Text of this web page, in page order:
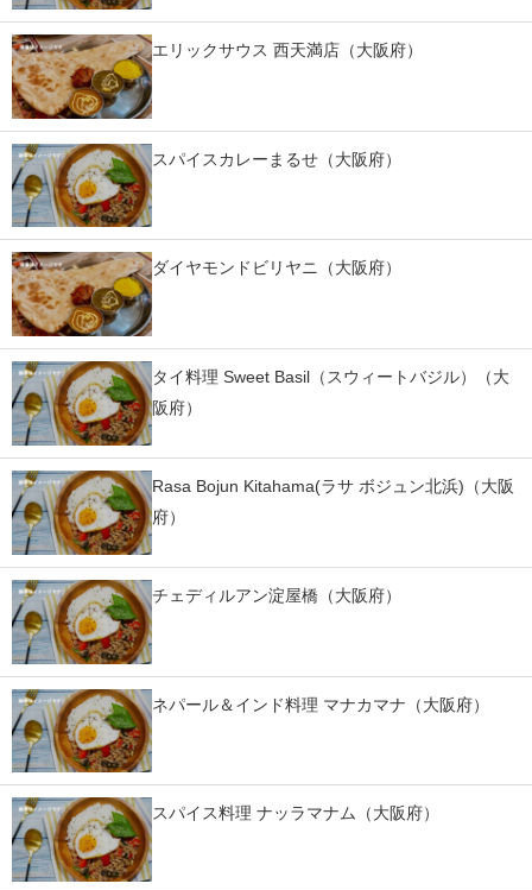
ちょっと気になるネットの話題
エリックサウス 西天満店（大阪府）
スパイスカレーまるせ（大阪府）
ダイヤモンドビリヤニ（大阪府）
タイ料理 Sweet Basil（スウィートバジル）（大
阪府）
Rasa Bojun Kitahama(ラサ ボジュン北浜)（大阪
府）
チェディルアン淀屋橋（大阪府）
ネパール＆インド料理 マナカマナ（大阪府）
スパイス料理 ナッラマナム（大阪府）